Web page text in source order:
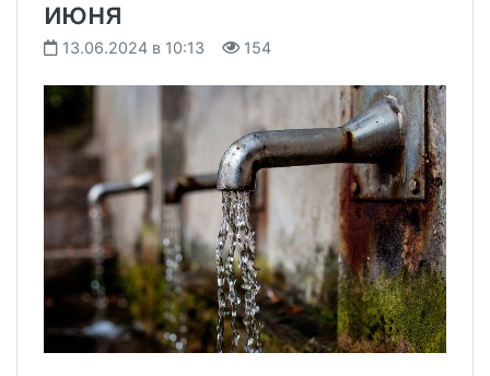
июня
13.06.2024 в 10:13 154